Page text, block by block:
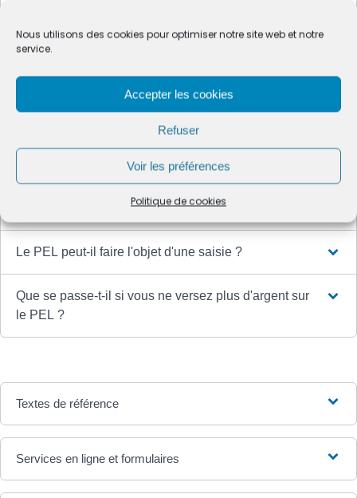
Nous utilisons des cookies pour optimiser notre site web et notre
service.
Accepter les cookies
Refuser
Voir les préférences
Politique de cookies
Quelles sont les conditions d'octroi du prêt lié au
PEL ?
Est-il possible de transférer le PEL ?
Que se passe-t-il en cas de décès du titulaire ?
Le PEL peut-il faire l'objet d'une saisie ?
Que se passe-t-il si vous ne versez plus d'argent sur
le PEL ?
Textes de référence
Services en ligne et formulaires